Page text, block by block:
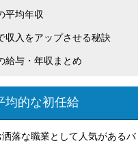
平均年収
収入をアップさせる秘訣
給与・年収まとめ
均的な初任給
落な職業として人気がある